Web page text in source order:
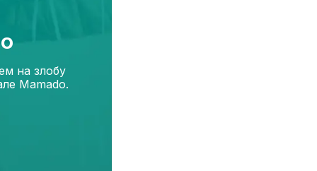
на злобу
Mamado.